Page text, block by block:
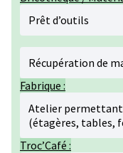
Prêt d’outils
Récupération de
Fabrique :
Atelier permettant
(étagères, tables,
Troc’Café :